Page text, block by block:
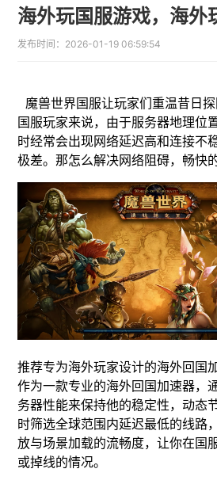
发布时间： 2026-01-19 06:59:54
魔兽世界国服让玩家们重温昔日
国服玩家来说，由于服务器地理位
时经常会出现网络延迟高和连接不
极差。那怎么解决网络阻碍，畅快
推荐专为海外玩家设计的海外回国
作为一款专业的海外回国加速器，
务器性能来保持他的稳定性，动态
时筛选全球范围内延迟最低的线路
放与场景加载的流畅度，让你在国
或掉线的情况。